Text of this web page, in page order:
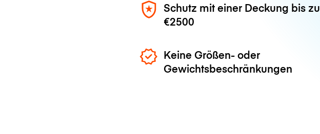
Schutz mit einer Deckung bis zu
€2500
Keine Größen- oder
Gewichtsbeschränkungen